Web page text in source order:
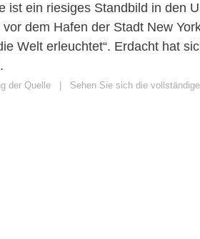
ist ein riesiges Standbild in den
dem Hafen der Stadt New
Welt erleuchtet“. Erdacht hat
der Quelle Sehen Sie sich die